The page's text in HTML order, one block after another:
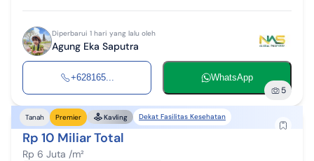
Diperbarui 1 hari yang lalu oleh
Agung Eka Saputra
+628165... WhatsApp
5
Tanah Premier Kavling Dekat Fasilitas Kesehatan
Rp 10 Miliar Total
Rp 6 Juta /m²